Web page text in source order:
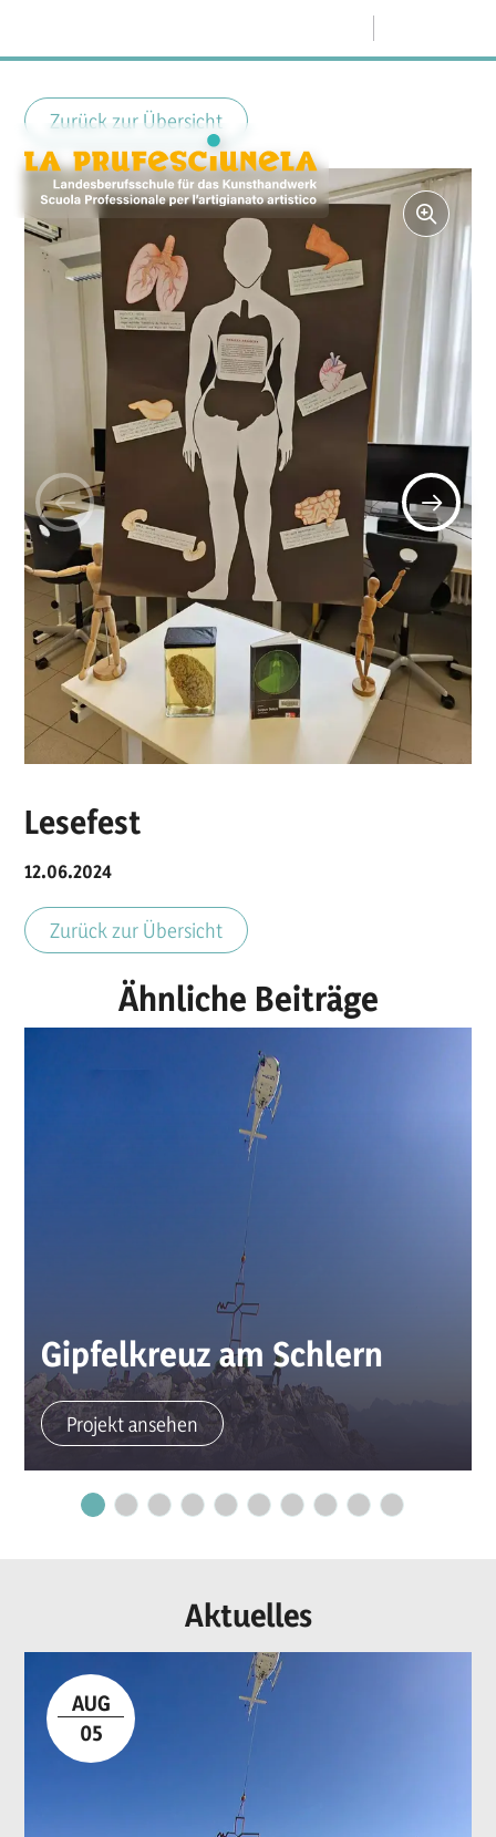
Zurück zur Übersicht
Lesefest
12.06.2024
Zurück zur Übersicht
Ähnliche Beiträge
Gipfelkreuz am Schlern
Projekt ansehen
Aktuelles
AUG
05